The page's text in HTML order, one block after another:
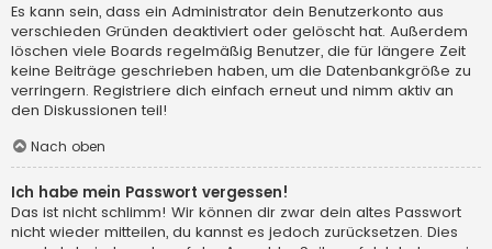
Es kann sein, dass ein Administrator dein Benutzerkonto aus
verschieden Gründen deaktiviert oder gelöscht hat. Außerdem
löschen viele Boards regelmäßig Benutzer, die für längere Zeit
keine Beiträge geschrieben haben, um die Datenbankgröße zu
verringern. Registriere dich einfach erneut und nimm aktiv an
den Diskussionen teil!
Nach oben
Ich habe mein Passwort vergessen!
Das ist nicht schlimm! Wir können dir zwar dein altes Passwort
nicht wieder mitteilen, du kannst es jedoch zurücksetzen. Dies